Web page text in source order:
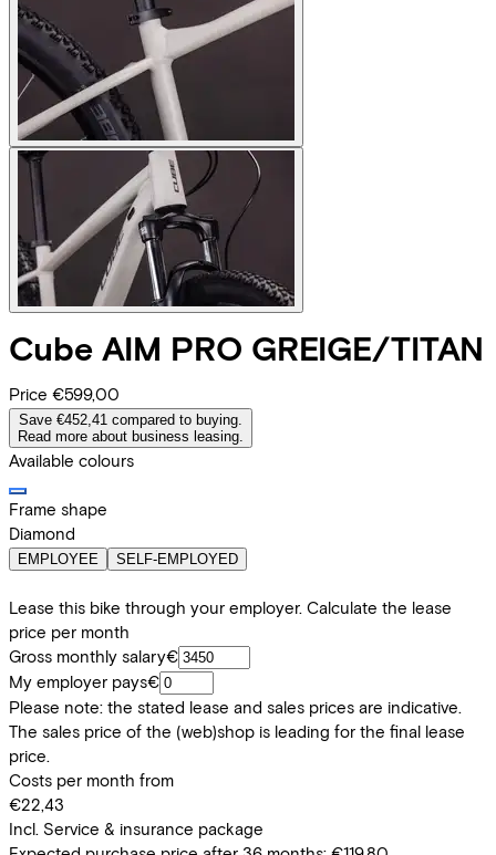
Cube AIM PRO GREIGE/TITAN
Price €599,00
Save €452,41 compared to buying.
Read more about business leasing.
Available colours
Frame shape
Diamond
EMPLOYEE SELF-EMPLOYED
Lease this bike through your employer. Calculate the lease
price per month
Gross monthly salary€
My employer pays€
Please note: the stated lease and sales prices are indicative.
The sales price of the (web)shop is leading for the final lease
price.
Costs per month from
€22,43
Incl. Service & insurance package